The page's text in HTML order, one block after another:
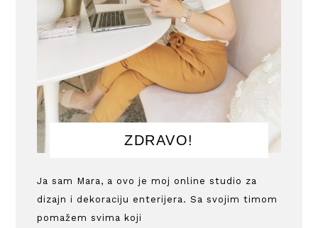
ZDRAVO!
Ja sam Mara, a ovo je moj online studio za
dizajn i dekoraciju enterijera. Sa svojim timom
pomažem svima koji